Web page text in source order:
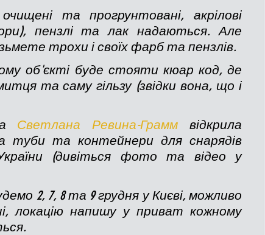
очищені та прогрунтовані, акрілові
пензлі та лак надаються. Але
трохи і своїх фарб та пензлів.
об'єкті буде стояти кюар код, де
та саму гільзу (звідки вона, що і
Светлана Ревина-Грамм відкрила
туби та контейнери для снарядів
(дивіться фото та відео у
2, 7, 8 та 9 грудня у Києві, можливо
локацію напишу у приват кожному